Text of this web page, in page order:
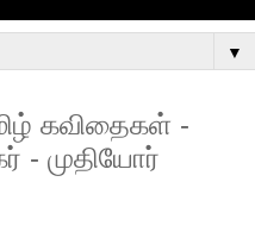
▼
கவிதைகள் -
- முதியோர்